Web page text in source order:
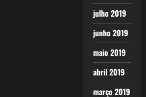
julho 2019
junho 2019
maio 2019
abril 2019
março 2019